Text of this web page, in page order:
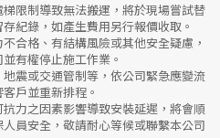
梯限制導致無法搬運，將於現場嘗試替
紀錄，如產生費用另行報價收取。
合格、有結構風險或其他安全疑慮，
有權停止施工作業。
地震或交通管制等，依公司緊急應變流
戶並重新排程。
抗力之因素影響導致安裝延遲，將會順
員安全，敬請耐心等候或聯繫本公司